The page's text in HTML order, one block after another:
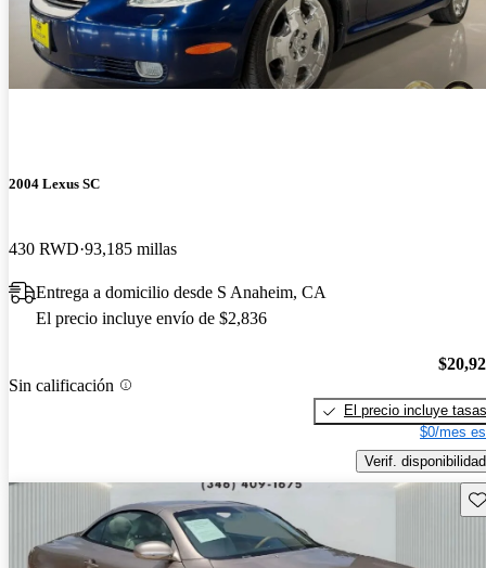
2004 Lexus SC
430 RWD 93,185 millas
Entrega a domicilio desde S Anaheim, CA
El precio incluye envío de $2,836
Sin calificación
El precio incluye tasas
$0/mes
Verif. disponibilidad